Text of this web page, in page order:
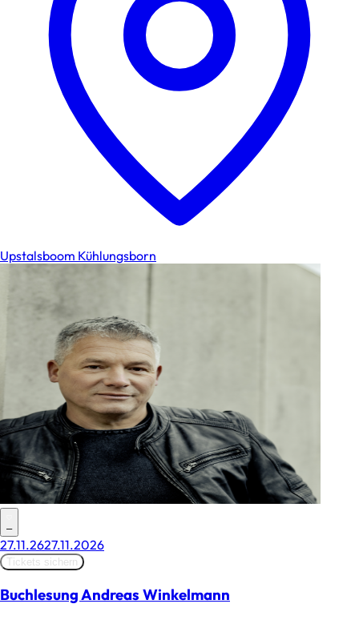
Upstalsboom Kühlungsborn
–
27.11.2627.11.2026
Tickets sichern
Buchlesung Andreas Winkelmann